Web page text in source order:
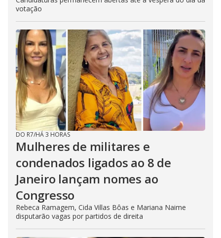
votação
DO R7/HÁ 3 HORAS
Mulheres de militares e
condenados ligados ao 8 de
Janeiro lançam nomes ao
Congresso
Rebeca Ramagem, Cida Villas Bôas e Mariana Naime
disputarão vagas por partidos de direita